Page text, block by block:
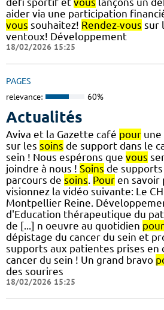
aider via une participation
vous souhaitez! Rendez-vous sur
ventoux! Développement
18/02/2026 15:25
PAGES
relevance: 60%
Actualités
Aviva et la Gazette café pour
sur les soins de support dans le
sein ! Nous espérons que vous
joindre à nous ! Soins de
parcours de soins Pour en savoir
visionnez la vidéo suivante: Le
Montpellier Reine.
d'Education thérapeutique du
de [...] n oeuvre au quotidien pour
dépistage du cancer du sein et
supports aux patientes prises en
cancer du sein ! Un grand bravo
des sourires
18/02/2026 15:25